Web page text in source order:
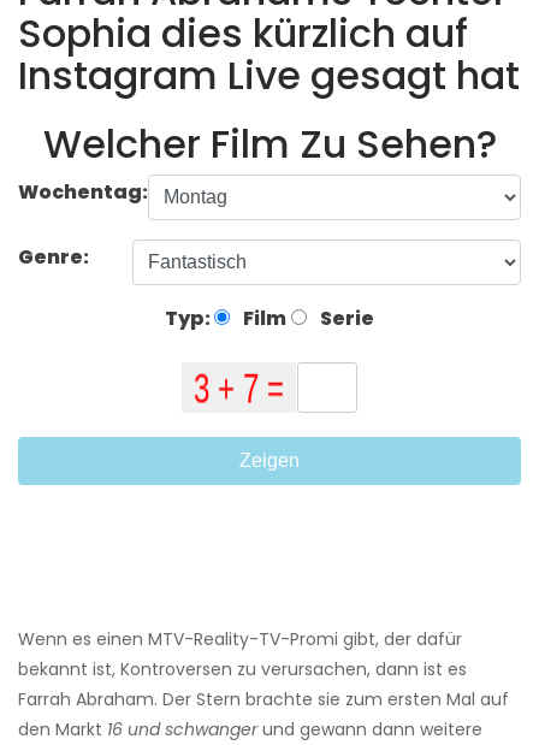
Sophia dies kürzlich auf
Instagram Live gesagt hat
Welcher Film Zu Sehen?
Wochentag:
Genre:
Typ: Film Serie
Zeigen
Wenn es einen MTV-Reality-TV-Promi gibt, der dafür
bekannt ist, Kontroversen zu verursachen, dann ist es
Farrah Abraham. Der Stern brachte sie zum ersten Mal auf
den Markt 16 und schwangerund gewann dann weitere